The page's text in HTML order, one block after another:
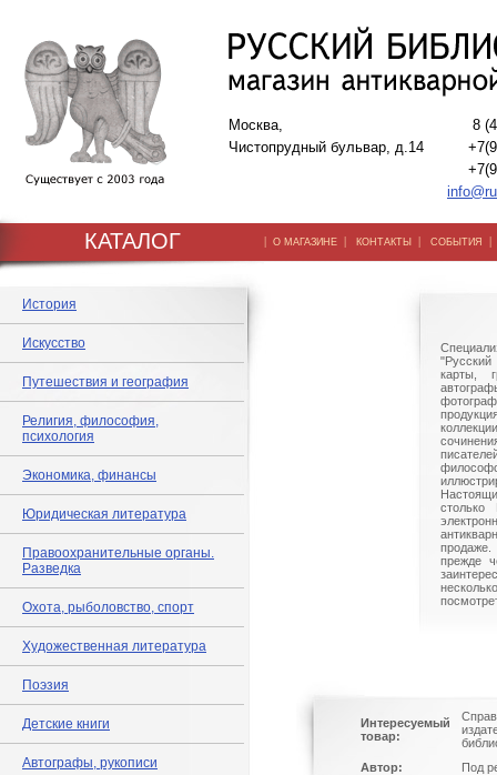
Москва,
Чистопрудный бульвар, д.14
8
КАТАЛОГ | О МАГАЗИНЕ | КОНТАКТЫ | СОБЫТИЯ
История
Искусство
Путешествия и география
Религия, философия,
психология
Экономика, финансы
Юридическая литература
Правоохранительные органы.
Разведка
Охота, рыболовство, спорт
Художественная литература
Поэзия
Детские книги
Автографы, рукописи
"Русский
карты,
столько
прежде
Интересуемый
товар:
Автор:
Под